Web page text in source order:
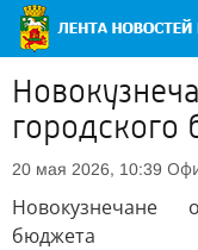
городского
20 мая 2026, 10:39
Новокузнечане
бюджета